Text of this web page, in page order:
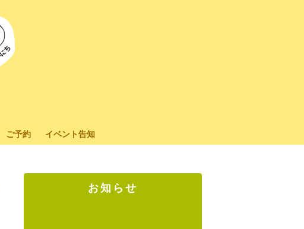
ご予約 イベント告知
お知らせ